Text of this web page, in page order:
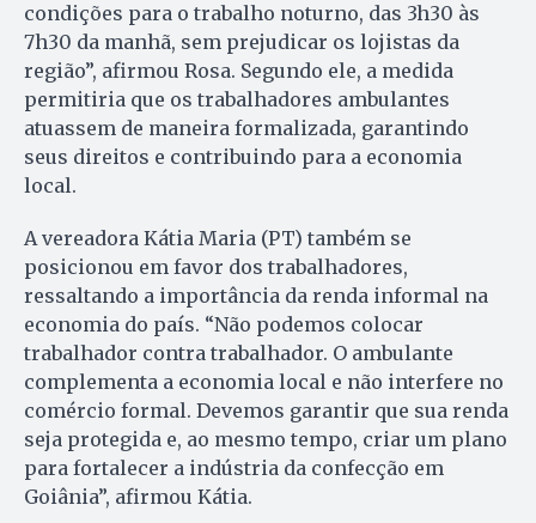
condições para o trabalho noturno, das 3h30 às
7h30 da manhã, sem prejudicar os lojistas da
região”, afirmou Rosa. Segundo ele, a medida
permitiria que os trabalhadores ambulantes
atuassem de maneira formalizada, garantindo
seus direitos e contribuindo para a economia
local.
A vereadora Kátia Maria (PT) também se
posicionou em favor dos trabalhadores,
ressaltando a importância da renda informal na
economia do país. “Não podemos colocar
trabalhador contra trabalhador. O ambulante
complementa a economia local e não interfere no
comércio formal. Devemos garantir que sua renda
seja protegida e, ao mesmo tempo, criar um plano
para fortalecer a indústria da confecção em
Goiânia”, afirmou Kátia.